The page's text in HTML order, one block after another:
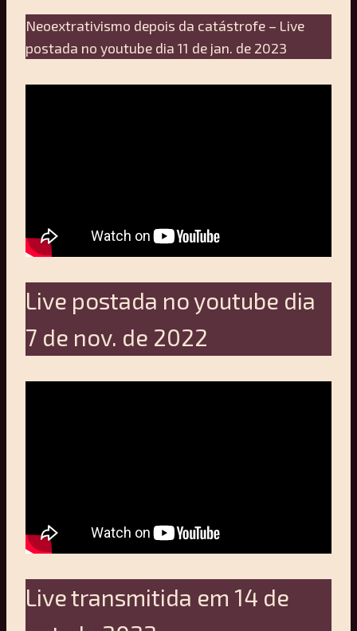
Neoextrativismo depois da catástrofe – Live
postada no youtube dia 11 de jan. de 2023
Live postada no youtube dia
7 de nov. de 2022
Live transmitida em 14 de